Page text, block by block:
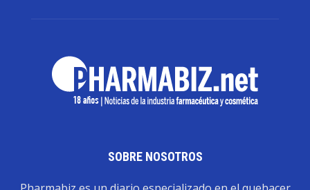
SOBRE NOSOTROS